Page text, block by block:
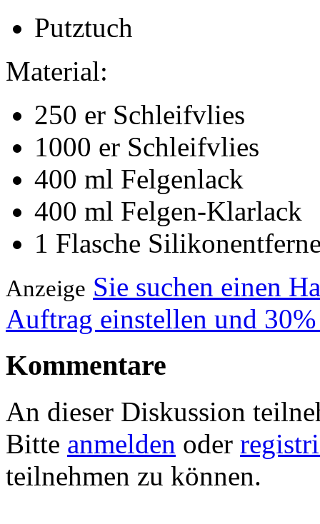
Putztuch
Material:
250 er Schleifvlies
1000 er Schleifvlies
400 ml Felgenlack
400 ml Felgen-Klarlack
1 Flasche
Anzeige Sie suchen einen
Auftrag einstellen und
Kommentare
An dieser Diskussion
Bitte anmelden oder
teilnehmen zu können.